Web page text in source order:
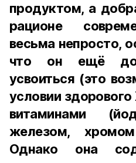
продуктом, а
рационе
весьма непросто,
что он ещё
усвоиться (это
условии
витаминами
железом,
Однако она